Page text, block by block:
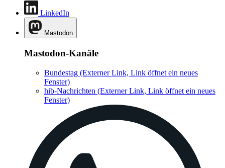
LinkedIn
Mastodon
Mastodon-Kanäle
Bundestag (Externer Link, Link öffnet ein neues
Fenster)
hib-Nachrichten (Externer Link, Link öffnet ein neues
Fenster)